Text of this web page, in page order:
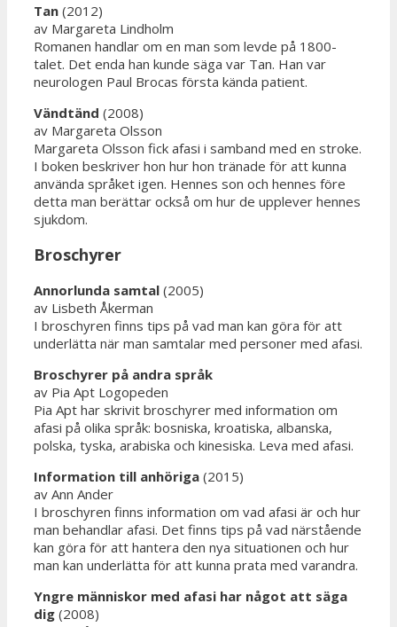
Tan (2012)
av Margareta Lindholm
Romanen handlar om en man som levde på 1800-
talet. Det enda han kunde säga var Tan. Han var
neurologen Paul Brocas första kända patient.
Vändtänd (2008)
av Margareta Olsson
Margareta Olsson fick afasi i samband med en stroke.
I boken beskriver hon hur hon tränade för att kunna
använda språket igen. Hennes son och hennes före
detta man berättar också om hur de upplever hennes
sjukdom.
Broschyrer
Annorlunda samtal (2005)
av Lisbeth Åkerman
I broschyren finns tips på vad man kan göra för att
underlätta när man samtalar med personer med afasi.
Broschyrer på andra språk
av Pia Apt Logopeden
Pia Apt har skrivit broschyrer med information om
afasi på olika språk: bosniska, kroatiska, albanska,
polska, tyska, arabiska och kinesiska. Leva med afasi.
Information till anhöriga (2015)
av Ann Ander
I broschyren finns information om vad afasi är och hur
man behandlar afasi. Det finns tips på vad närstående
kan göra för att hantera den nya situationen och hur
man kan underlätta för att kunna prata med varandra.
Yngre människor med afasi har något att säga
dig (2008)